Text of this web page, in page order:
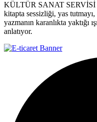
KÜLTÜR SANAT SERVİSİ
kitapta sessizliği, yas tutmayı,
yazmanın karanlıkta yaktığı
anlatıyor.